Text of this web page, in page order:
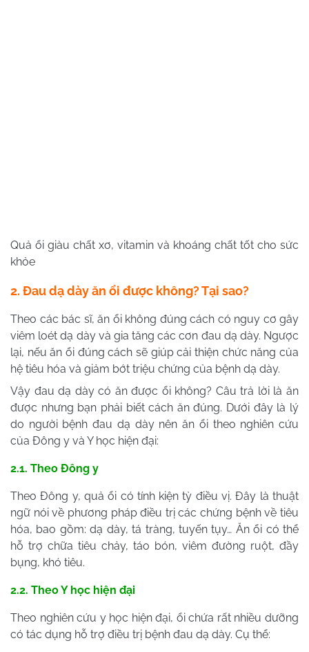
Quả ổi giàu chất xơ, vitamin và khoáng chất tốt cho sức
khỏe
2. Đau dạ dày ăn ổi được không? Tại sao?
Theo các bác sĩ, ăn ổi không đúng cách có nguy cơ gây
viêm loét dạ dày và gia tăng các cơn đau dạ dày. Ngược
lại, nếu ăn ổi đúng cách sẽ giúp cải thiện chức năng của
hệ tiêu hóa và giảm bớt triệu chứng của bệnh dạ dày.
Vậy đau dạ dày có ăn được ổi không? Câu trả lời là ăn
được nhưng bạn phải biết cách ăn đúng. Dưới đây là lý
do người bệnh đau dạ dày nên ăn ổi theo nghiên cứu
của Đông y và Y học hiện đại:
2.1. Theo Đông y
Theo Đông y, quả ổi có tính kiện tỳ điều vị. Đây là thuật
ngữ nói về phương pháp điều trị các chứng bệnh về tiêu
hóa, bao gồm: dạ dày, tá tràng, tuyến tụy… Ăn ổi có thể
hỗ trợ chữa tiêu chảy, táo bón, viêm đường ruột, đầy
bụng, khó tiêu.
2.2. Theo Y học hiện đại
Theo nghiên cứu y học hiện đại, ổi chứa rất nhiều dưỡng
có tác dụng hỗ trợ điều trị bệnh đau dạ dày. Cụ thể: